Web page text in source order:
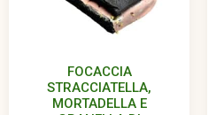
FOCACCIA
STRACCIATELLA,
MORTADELLA E